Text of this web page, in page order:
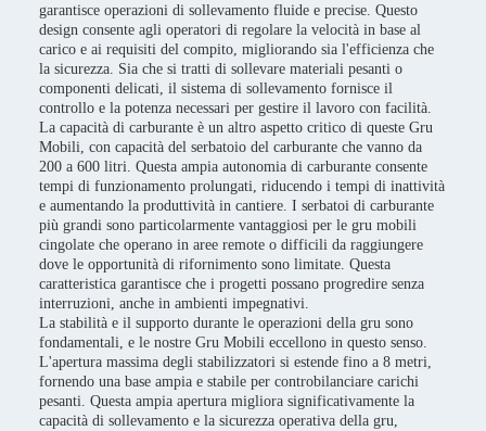
garantisce operazioni di sollevamento fluide e precise. Questo
design consente agli operatori di regolare la velocità in base al
carico e ai requisiti del compito, migliorando sia l'efficienza che
la sicurezza. Sia che si tratti di sollevare materiali pesanti o
componenti delicati, il sistema di sollevamento fornisce il
controllo e la potenza necessari per gestire il lavoro con facilità.
La capacità di carburante è un altro aspetto critico di queste Gru
Mobili, con capacità del serbatoio del carburante che vanno da
200 a 600 litri. Questa ampia autonomia di carburante consente
tempi di funzionamento prolungati, riducendo i tempi di inattività
e aumentando la produttività in cantiere. I serbatoi di carburante
più grandi sono particolarmente vantaggiosi per le gru mobili
cingolate che operano in aree remote o difficili da raggiungere
dove le opportunità di rifornimento sono limitate. Questa
caratteristica garantisce che i progetti possano progredire senza
interruzioni, anche in ambienti impegnativi.
La stabilità e il supporto durante le operazioni della gru sono
fondamentali, e le nostre Gru Mobili eccellono in questo senso.
L'apertura massima degli stabilizzatori si estende fino a 8 metri,
fornendo una base ampia e stabile per controbilanciare carichi
pesanti. Questa ampia apertura migliora significativamente la
capacità di sollevamento e la sicurezza operativa della gru,